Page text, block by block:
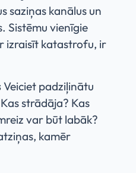
saziņas kanālus un
Sistēmu vienīgie
izraisīt katastrofu, ir
Veiciet padziļinātu
strādāja? Kas
var būt labāk?
kamēr